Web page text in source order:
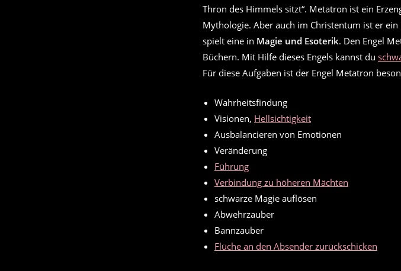
Thron des Himmels sitzt“. Metatron ist ein
Mythologie. Aber auch im Christentum ist er
spielt eine in Magie und Esoterik. Den Engel
Büchern. Mit Hilfe dieses Engels kannst du
Für diese Aufgaben ist der Engel Metatron
Wahrheitsfindung
Visionen, Hellsichtigkeit
Ausbalancieren von Emotionen
Veränderung
Führung
Verbindung zu höheren Mächten
schwarze Magie auflösen
Abwehrzauber
Bannzauber
Flüche an den Absender zurückschicken